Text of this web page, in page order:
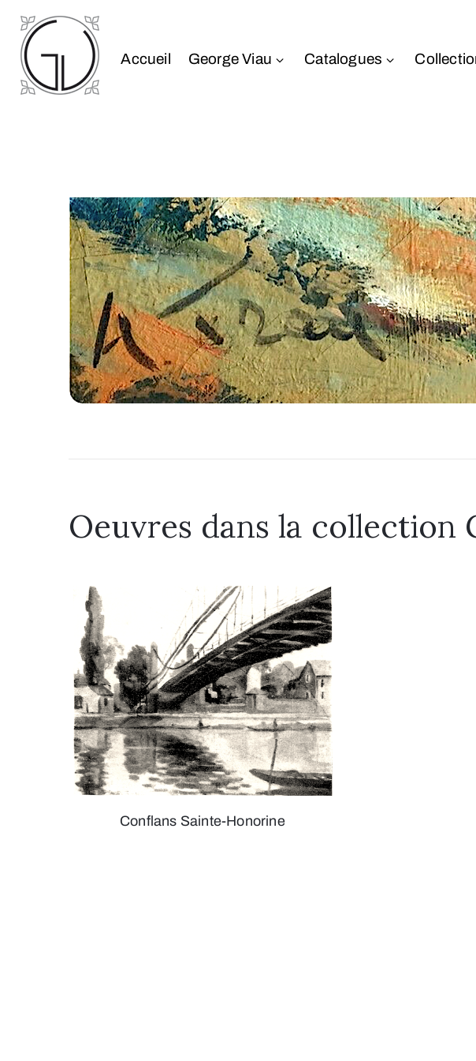
Accueil George Viau Catalogues
Oeuvres dans la collection
Conflans Sainte-Honorine